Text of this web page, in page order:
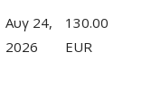
Αυγ 24,
2026
130.00
EUR